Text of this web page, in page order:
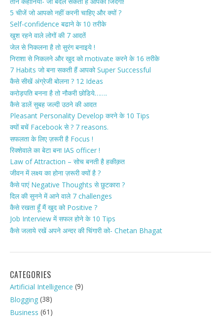
5 चीजें जो आपको नहीं करनी चाहिए और क्यों ?
Self-confidence बढाने के 10 तरीके
खुश रहने वाले लोगों की 7 आदतें
जेल से निकलना है तो सुरंग बनाइये !
निराशा से निकलने और खुद को motivate करने के 16 तरीके
7 Habits जो बना सकती हैं आपको Super Successful
कैसे सीखें अंग्रेजी बोलना ? 12 Ideas
करोड़पति बनना है तो नौकरी छोडिये…….
कैसे डालें सुबह जल्दी उठने की आदत
Pleasant Personality Develop करने के 10 Tips
क्यों बचें Facebook से ? 7 reasons.
सफलता के लिए ज़रूरी है Focus !
रिक्शेवाले का बेटा बना IAS officer !
Law of Attraction – सोच बनती है हकीक़त
जीवन में लक्ष्य का होना ज़रूरी क्यों है ?
कैसे पाएं Negative Thoughts से छुटकारा ?
दिल की सुनने में आने वाले 7 challenges
कैसे रखता हूँ मैं खुद को Positive ?
Job Interview में सफल होने के 10 Tips
कैसे जलाये रखें अपने अन्दर की चिंगारी को- Chetan Bhagat
CATEGORIES
Artificial Intelligence (9)
Blogging (38)
Business (61)